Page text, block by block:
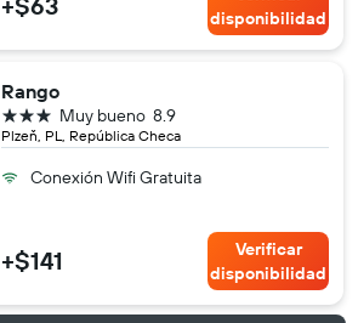
disponibilidad
Rango
Plzeň, PL, República Checa
8.9
Muy bueno
3 estrellas
Conexión Wifi Gratuita
+$141
Verificar
disponibilidad